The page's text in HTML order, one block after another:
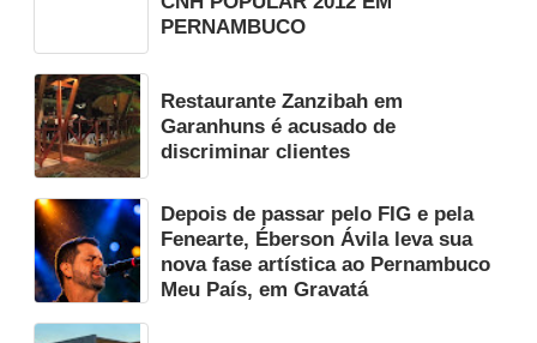
PERNAMBUCO
Restaurante Zanzibah em
Garanhuns é acusado de
discriminar clientes
Depois de passar pelo FIG e pela
Fenearte, Éberson Ávila leva sua
nova fase artística ao Pernambuco
Meu País, em Gravatá